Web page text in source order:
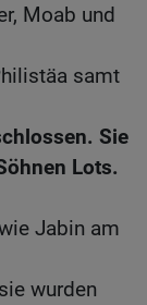
Moab und
samt
Sie
Lots.
Jabin am
wurden